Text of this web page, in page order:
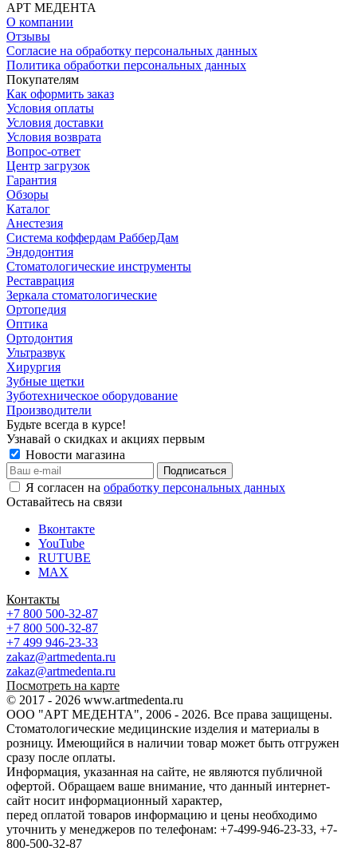
АРТ МЕДЕНТА
О компании
Отзывы
Согласие на обработку персональных данных
Политика обработки персональных данных
Покупателям
Как оформить заказ
Условия оплаты
Условия доставки
Условия возврата
Вопрос-ответ
Центр загрузок
Гарантия
Обзоры
Каталог
Анестезия
Система коффердам РабберДам
Эндодонтия
Стоматологические инструменты
Реставрация
Зеркала стоматологические
Ортопедия
Оптика
Ортодонтия
Ультразвук
Хирургия
Зубные щетки
Зуботехническое оборудование
Производители
Будьте всегда в курсе!
Узнавай о скидках и акциях первым
Новости магазина
Я согласен на обработку персональных данных
Оставайтесь на связи
Вконтакте
YouTube
RUTUBE
MAX
Контакты
+7 800 500-32-87
+7 800 500-32-87
+7 499 946-23-33
zakaz@artmedenta.ru
zakaz@artmedenta.ru
Посмотреть на карте
© 2017 - 2026 www.artmedenta.ru
ООО "АРТ МЕДЕНТА", 2006 - 2026. Все права защищены.
Стоматологические медицинские изделия и материалы в
розницу. Имеющийся в наличии товар может быть отгружен
сразу после оплаты.
Информация, указанная на сайте, не являются публичной
офертой. Обращаем ваше внимание, что данный интернет-
сайт носит информационный характер,
перед оплатой товаров информацию и цены необходимо
уточнить у менеджеров по телефонам: +7-499-946-23-33, +7-
800-500-32-87